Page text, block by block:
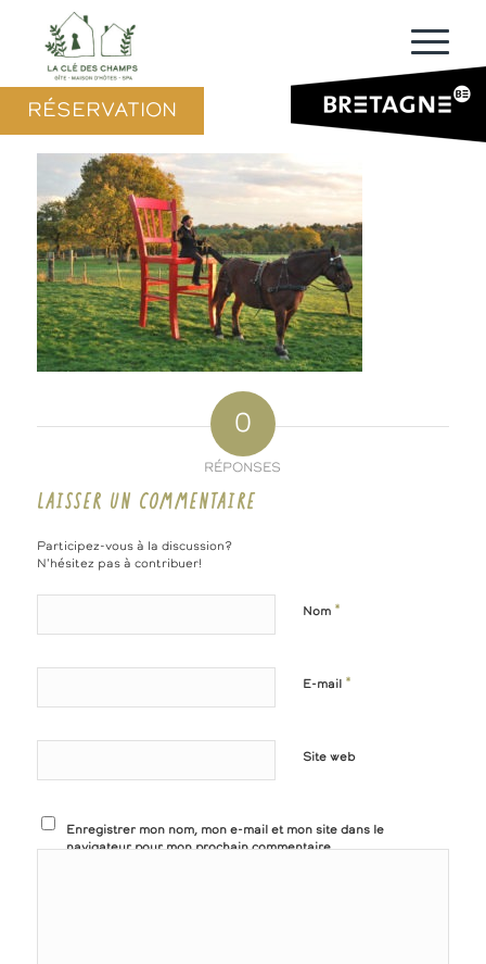
RÉSERVATION
0
RÉPONSES
LAISSER UN COMMENTAIRE
Participez-vous à la discussion?
N'hésitez pas à contribuer!
Nom *
E-mail *
Site web
Enregistrer mon nom, mon e-mail et mon site dans le
navigateur pour mon prochain commentaire.